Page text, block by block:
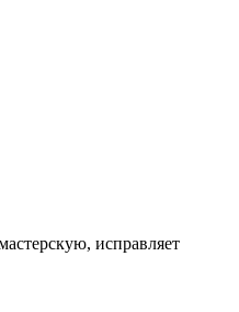
исправляет